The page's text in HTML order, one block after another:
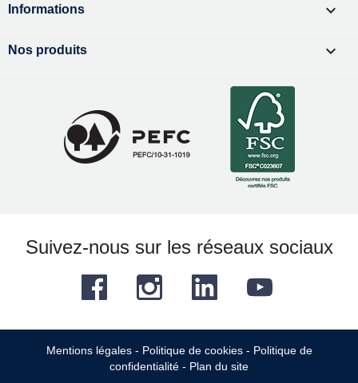
Informations 
Nos produits 
Suivez-nous sur les réseaux sociaux
Facebook YouTube
Instagram LinkedIn
Mentions légales- Politique de cookies- Politique de
confidentialité - Plan du site